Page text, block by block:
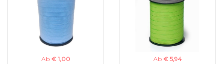
Ab € 1,00 Ab € 5,94